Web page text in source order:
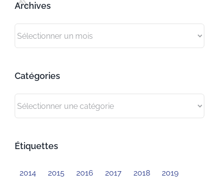
Archives
Catégories
Étiquettes
2014 2015 2016 2017 2018 2019